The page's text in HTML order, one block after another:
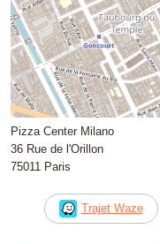
Pizza Center Milano
36 Rue de l'Orillon
75011 Paris
Trajet Waze